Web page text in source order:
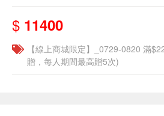
$ 11400
【線上商城限定】_0729-0820 滿
贈，每人期間最高贈5次)